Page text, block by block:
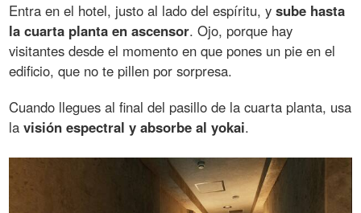
Entra en el hotel, justo al lado del espíritu, ysube hasta
la cuarta planta en ascensor. Ojo, porque hay
visitantes desde el momento en que pones un pie en el
edificio, que no te pillen por sorpresa.
Cuando llegues al final del pasillo de la cuarta planta, usa
lavisión espectral y absorbe al yokai.